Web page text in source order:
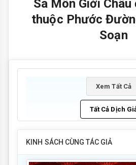
Sa Môn Giới Châu
thuộc Phước
Soạn
Xem Tất Cả
Tất Cả Dịch
KINH SÁCH CÙNG TÁC GIẢ